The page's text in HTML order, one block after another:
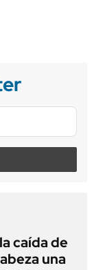
caída de
una